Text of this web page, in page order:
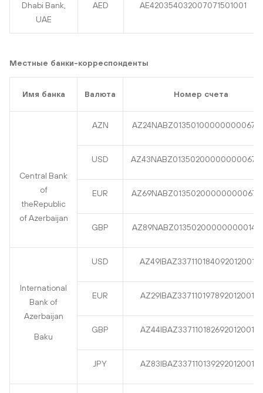
Dhabi Bank,
UAE
AED AE420354032007071501001
Местные банки-корреспонденты
Имя банка Валюта Номер счета
Central Bank
of
theRepublic
of Azerbaijan
AZN
USD
EUR
GBP
International
Bank of
Azerbaijan
Baku
USD AZ49IBAZ33711018409201200113
EUR AZ29IBAZ33711019789201200113
GBP AZ44IBAZ33711018269201200113
JPY AZ83IBAZ33711013929201200113